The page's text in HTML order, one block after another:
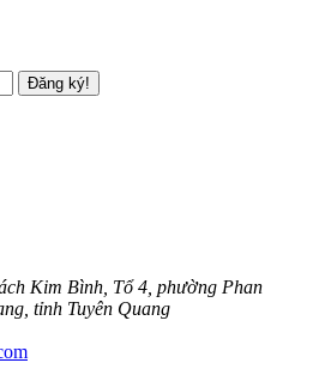
Đăng ký!
Kim Bình, Tổ 4, phường Phan
tỉnh Tuyên Quang